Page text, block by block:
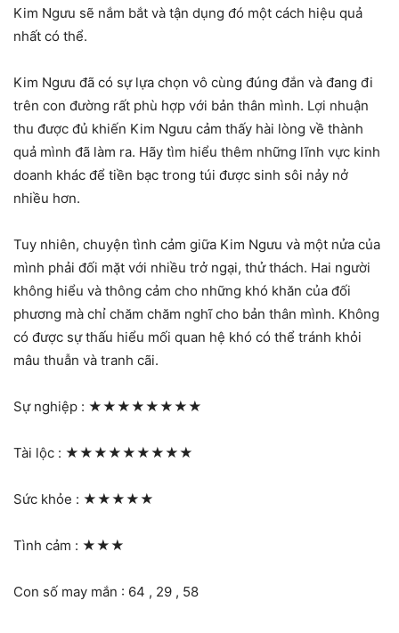
Kim Ngưu sẽ nắm bắt và tận dụng đó một cách hiệu quả
nhất có thể.
Kim Ngưu đã có sự lựa chọn vô cùng đúng đắn và đang đi
trên con đường rất phù hợp với bản thân mình. Lợi nhuận
thu được đủ khiến Kim Ngưu cảm thấy hài lòng về thành
quả mình đã làm ra. Hãy tìm hiểu thêm những lĩnh vực kinh
doanh khác để tiền bạc trong túi được sinh sôi nảy nở
nhiều hơn.
Tuy nhiên, chuyện tình cảm giữa Kim Ngưu và một nửa của
mình phải đối mặt với nhiều trở ngại, thử thách. Hai người
không hiểu và thông cảm cho những khó khăn của đối
phương mà chỉ chăm chăm nghĩ cho bản thân mình. Không
có được sự thấu hiểu mối quan hệ khó có thể tránh khỏi
mâu thuẫn và tranh cãi.
Sự nghiệp : ★★★★★★★★
Tài lộc : ★★★★★★★★★
Sức khỏe : ★★★★★
Tình cảm : ★★★
Con số may mắn : 64 , 29 , 58